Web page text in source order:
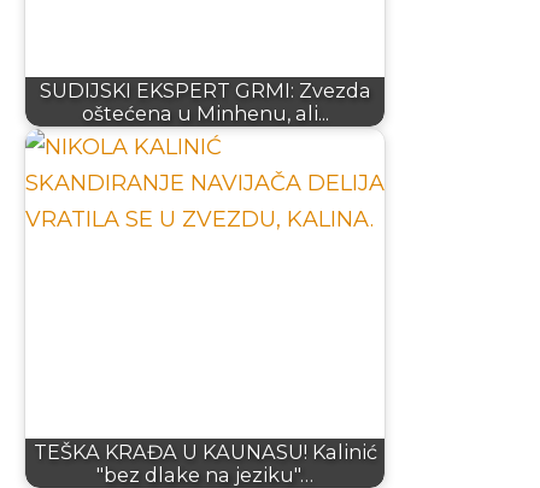
SUDIJSKI EKSPERT GRMI: Zvezda
oštećena u Minhenu, ali...
TEŠKA KRAĐA U KAUNASU! Kalinić
"bez dlake na jeziku"…